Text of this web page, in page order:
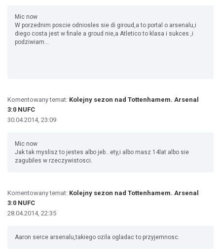
Mic now
W porzednim poscie odniosles sie di giroud,a to portal o arsenalu,i
diego costa jest w finale a groud nie,a Atletico to klasa i sukces ,i
podziwiam...
Komentowany temat: Kolejny sezon nad Tottenhamem. Arsenal
3:0 NUFC
30.04.2014, 23:09
Mic now
Jak tak myslisz to jestes albo jeb...ety,i albo masz 14lat albo sie
zagubiles w rzeczywistosci.
Komentowany temat: Kolejny sezon nad Tottenhamem. Arsenal
3:0 NUFC
28.04.2014, 22:35
Aaron serce arsenalu,takiego ozila ogladac to przyjemnosc.